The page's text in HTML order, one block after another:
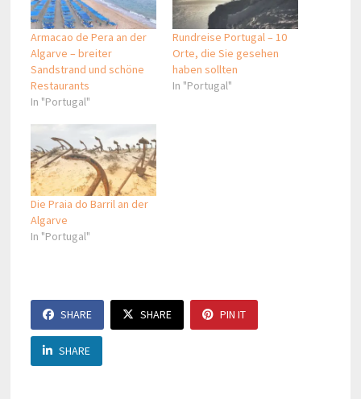
Armacao de Pera an der
Algarve – breiter
Sandstrand und schöne
Restaurants
In "Portugal"
Rundreise Portugal – 10
Orte, die Sie gesehen
haben sollten
In "Portugal"
Die Praia do Barril an der
Algarve
In "Portugal"
SHARE SHARE PIN IT
SHARE